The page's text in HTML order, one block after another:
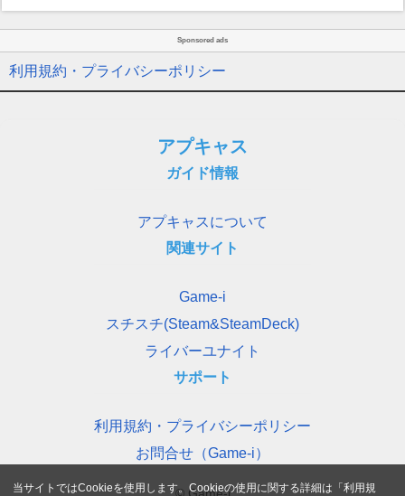
Sponsored ads
利用規約・プライバシーポリシー
アプキャス
ガイド情報
アプキャスについて
関連サイト
Game-i
スチスチ(Steam&SteamDeck)
ライバーユナイト
サポート
利用規約・プライバシーポリシー
お問合せ（Game-i）
当サイトではCookieを使用します。Cookieの使用に関する詳細は「利用規